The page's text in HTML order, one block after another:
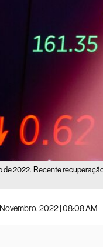
de 2022. Recente
2022 | 08:08 AM